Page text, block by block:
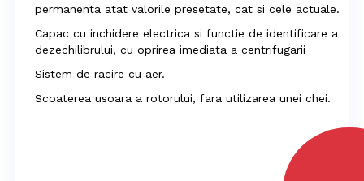
permanenta atat valorile presetate, cat si cele actuale.
Capac cu inchidere electrica si functie de identificare a
dezechilibrului, cu oprirea imediata a centrifugarii
Sistem de racire cu aer.
Scoaterea usoara a rotorului, fara utilizarea unei chei.